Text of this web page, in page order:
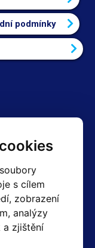
s cílem
zobrazení
analýzy
a zjištění
podmínky